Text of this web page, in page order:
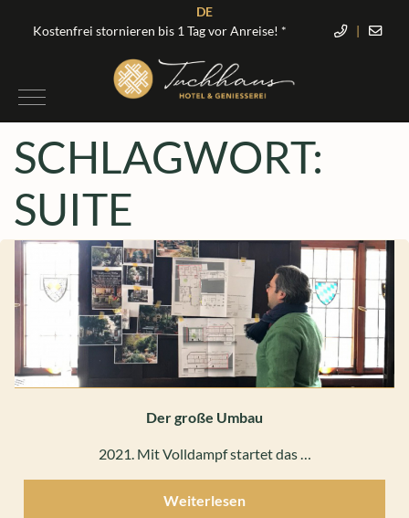
DE
Kostenfrei stornieren bis 1 Tag vor Anreise! *
|
SCHLAGWORT:
SUITE
Der große Umbau
2021. Mit Volldampf startet das …
Weiterlesen